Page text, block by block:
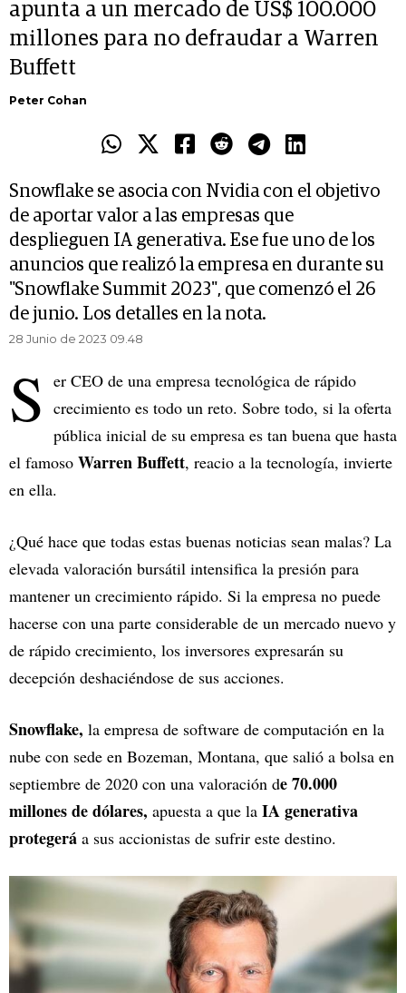
apunta a un mercado de US$ 100.000
millones para no defraudar a Warren
Buffett
Peter Cohan
Snowflake se asocia con Nvidia con el objetivo
de aportar valor a las empresas que
desplieguen IA generativa. Ese fue uno de los
anuncios que realizó la empresa en durante su
"Snowflake Summit 2023", que comenzó el 26
de junio. Los detalles en la nota.
28 Junio de 2023 09.48
S er CEO de una empresa tecnológica de rápido
crecimiento es todo un reto. Sobre todo, si la oferta
pública inicial de su empresa es tan buena que hasta
el famoso Warren Buffett, reacio a la tecnología, invierte
en ella.
¿Qué hace que todas estas buenas noticias sean malas? La
elevada valoración bursátil intensifica la presión para
mantener un crecimiento rápido. Si la empresa no puede
hacerse con una parte considerable de un mercado nuevo y
de rápido crecimiento, los inversores expresarán su
decepción deshaciéndose de sus acciones.
Snowflake, la empresa de software de computación en la
nube con sede en Bozeman, Montana, que salió a bolsa en
septiembre de 2020 con una valoración de 70.000
millones de dólares, apuesta a que la IA generativa
protegerá a sus accionistas de sufrir este destino.